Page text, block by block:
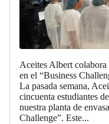
Aceites Albert
en el “Business
La pasada semana,
cincuenta estudiantes
nuestra planta de
Challenge”. Este...